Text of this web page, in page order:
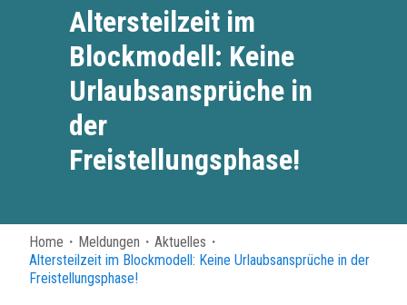
Altersteilzeit im
Blockmodell: Keine
Urlaubsansprüche in
der
Freistellungsphase!
Home ・ Meldungen ・ Aktuelles ・
Altersteilzeit im Blockmodell: Keine Urlaubsansprüche in der
Freistellungsphase!